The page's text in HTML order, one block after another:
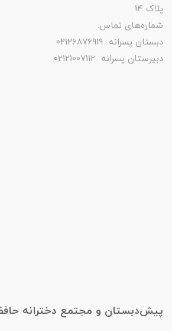
پلاک ۱۴
شماره‌های تماس:
دبستان پسرانه 02126876919
دبیرستان پسرانه 02121007112
پیش‌دبستان و مجتمع دخترانه